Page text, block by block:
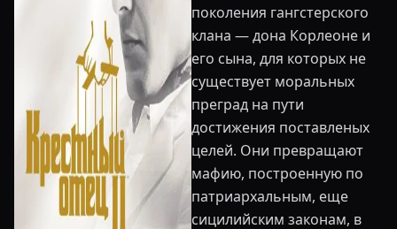
поколения гангстерского
клана — дона Корлеоне и
его сына, для которых не
существует моральных
преград на пути
достижения поставленых
целей. Они превращают
мафию, построенную по
патриархальным, еще
сицилийским законам, в